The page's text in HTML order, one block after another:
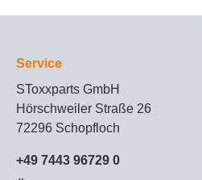
Service
SToxxparts GmbH
Hörschweiler Straße 26
72296 Schopfloch
+49 7443 96729 0